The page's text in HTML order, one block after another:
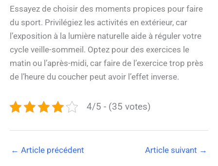
Essayez de choisir des moments propices pour faire
du sport. Privilégiez les activités en extérieur, car
l’exposition à la lumière naturelle aide à réguler votre
cycle veille-sommeil. Optez pour des exercices le
matin ou l’après-midi, car faire de l’exercice trop près
de l’heure du coucher peut avoir l’effet inverse.
4/5 - (35 votes)
← Article précédent Article suivant →